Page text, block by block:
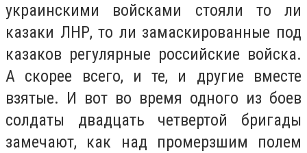
украинскими войсками стояли то ли
казаки ЛНР, то ли замаскированные под
казаков регулярные российские войска.
А скорее всего, и те, и другие вместе
взятые. И вот во время одного из боев
солдаты двадцать четвертой бригады
замечают, как над промерзшим полем